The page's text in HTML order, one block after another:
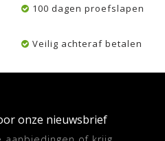
100 dagen proefslapen
Veilig achteraf betalen
onze nieuwsbrief